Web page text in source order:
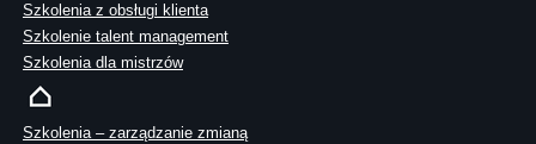
Szkolenia z obsługi klienta
Szkolenie talent management
Szkolenia dla mistrzów
Szkolenia – zarządzanie zmianą